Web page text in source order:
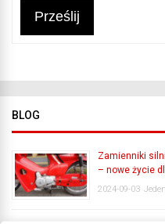
Prześlij
BLOG
Zamienniki
– nowe życie
2024-09-03